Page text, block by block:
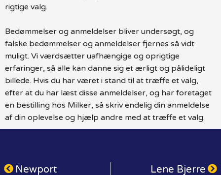
rigtige valg.
Bedømmelser og anmeldelser bliver undersøgt, og
falske bedømmelser og anmeldelser fjernes så vidt
muligt. Vi værdsætter uafhængige og oprigtige
erfaringer, så alle kan danne sig et ærligt og pålideligt
billede. Hvis du har været i stand til at træffe et valg,
efter at du har læst disse anmeldelser, og har foretaget
en bestilling hos Milker, så skriv endelig din anmeldelse
af din oplevelse og hjælp andre med at træffe et valg.
Newport Lene Bjerre